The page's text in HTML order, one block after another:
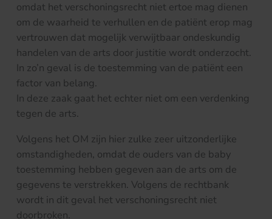
omdat het verschoningsrecht niet ertoe mag dienen
om de waarheid te verhullen en de patiënt erop mag
vertrouwen dat mogelijk verwijtbaar ondeskundig
handelen van de arts door justitie wordt onderzocht.
In zo’n geval is de toestemming van de patiënt een
factor van belang.
In deze zaak gaat het echter niet om een verdenking
tegen de arts.
Volgens het OM zijn hier zulke zeer uitzonderlijke
omstandigheden, omdat de ouders van de baby
toestemming hebben gegeven aan de arts om de
gegevens te verstrekken. Volgens de rechtbank
wordt in dit geval het verschoningsrecht niet
doorbroken.